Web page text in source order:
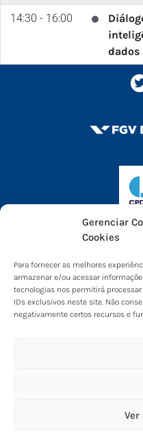
Gerenciar
Cookies
Para fornecer as melhores
armazenar e/ou acessar
tecnologias nos permitirá
IDs exclusivos neste site. Não
negativamente certos recursos e
14:30 - 16:00
dados
16:30 - 18:00